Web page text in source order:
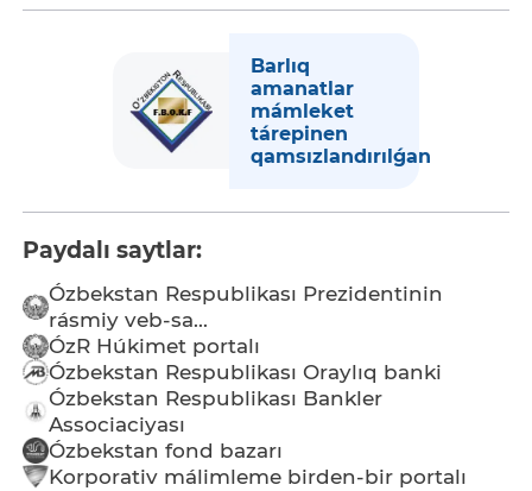
Barlıq
amanatlar
mámleket
tárepinen
qamsızlandırılǵan
Paydalı saytlar:
Ózbekstan Respublikası Prezidentinin
rásmiy veb-sa...
ÓzR Húkimet portalı
Ózbekstan Respublikası Oraylıq banki
Ózbekstan Respublikası Bankler
Associaciyası
Ózbekstan fond bazarı
Korporativ málimleme birden-bir portalı